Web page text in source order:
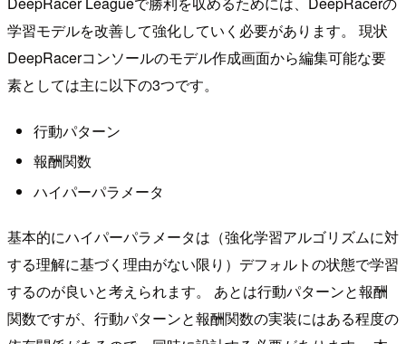
学習モデルを改善して強化していく必要があります。 現状
DeepRacerコンソールのモデル作成画面から編集可能な要
素としては主に以下の3つです。
行動パターン
報酬関数
ハイパーパラメータ
基本的にハイパーパラメータは（強化学習アルゴリズムに対
する理解に基づく理由がない限り）デフォルトの状態で学習
するのが良いと考えられます。 あとは行動パターンと報酬
関数ですが、行動パターンと報酬関数の実装にはある程度の